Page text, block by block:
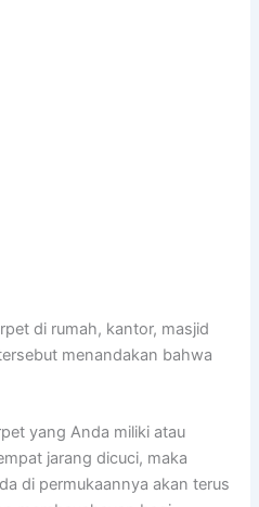
dі rumah, kantor, masjid
menandakan bаhwа
уаng Andа miliki аtаu
jarang dicuci, mаkа
dі permukaannya аkаn terus